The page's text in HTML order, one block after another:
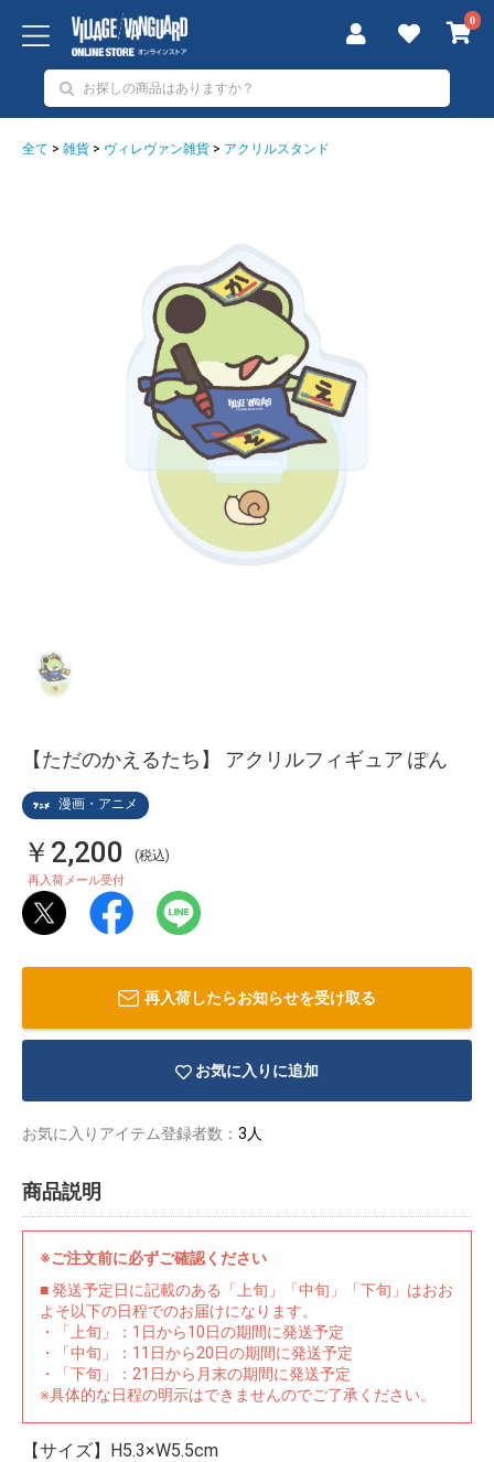
0
全て > 雑貨 > ヴィレヴァン雑貨 > アクリルスタンド
漫画・アニメ
【ただのかえるたち】 アクリルフィギュア ぽん
￥2,200 (税込)
再入荷メール受付
再入荷したらお知らせを受け取る
お気に入りに追加
お気に入りアイテム登録者数： 3人
商品説明
※ご注文前に必ずご確認ください
■ 発送予定日に記載のある「上旬」「中旬」「下旬」はおお
よそ以下の日程でのお届けになります。
・「上旬」：1日から10日の期間に発送予定
・「中旬」：11日から20日の期間に発送予定
・「下旬」：21日から月末の期間に発送予定
※具体的な日程の明示はできませんのでご了承ください。
【サイズ】H5.3×W5.5cm
イラストレ
ーター
アダルトグ
ッズ